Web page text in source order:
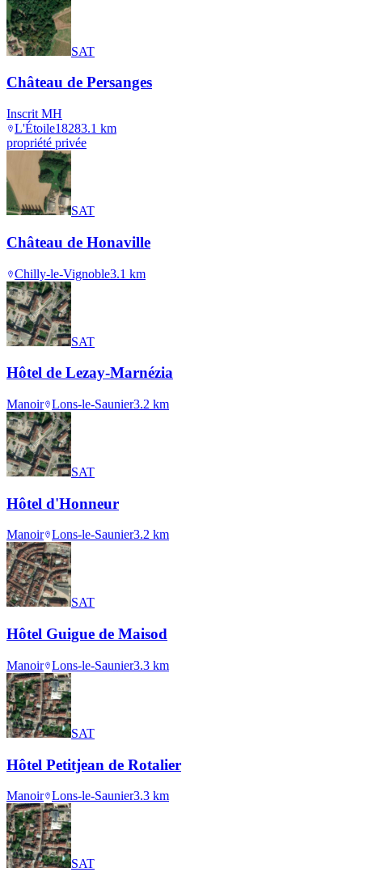
SAT
Château de Persanges
Inscrit MH
L'Étoile18283.1 km
propriété privée
SAT
Château de Honaville
Chilly-le-Vignoble3.1 km
SAT
Hôtel de Lezay-Marnézia
Manoir Lons-le-Saunier3.2 km
SAT
Hôtel d'Honneur
Manoir Lons-le-Saunier3.2 km
SAT
Hôtel Guigue de Maisod
Manoir Lons-le-Saunier3.3 km
SAT
Hôtel Petitjean de Rotalier
Manoir Lons-le-Saunier3.3 km
SAT